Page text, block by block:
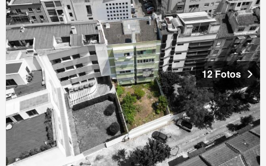
12 Fotos